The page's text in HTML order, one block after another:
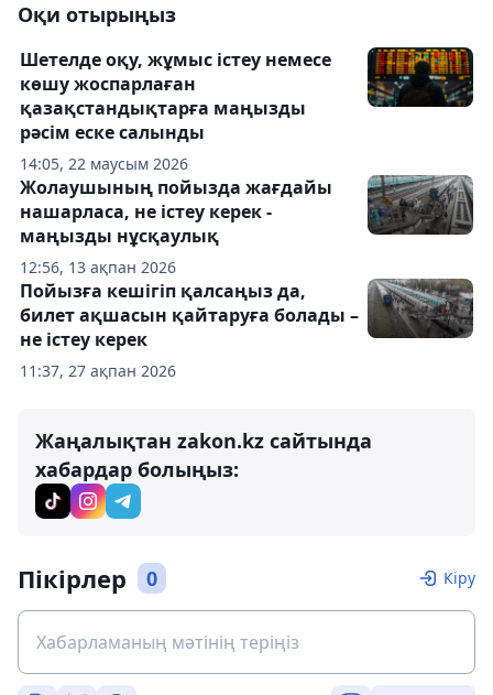
Оқи отырыңыз
14:05, 22 маусым 2026
Шетелде оқу, жұмыс істеу немесе
көшу жоспарлаған
қазақстандықтарға маңызды
рәсім еске салынды
12:56, 13 ақпан 2026
Жолаушының пойызда жағдайы
нашарласа, не істеу керек -
маңызды нұсқаулық
11:37, 27 ақпан 2026
Пойызға кешігіп қалсаңыз да,
билет ақшасын қайтаруға болады –
не істеу керек
Жаңалықтан zakon.kz сайтында
хабардар болыңыз:
Пікірлер 0 Кіру